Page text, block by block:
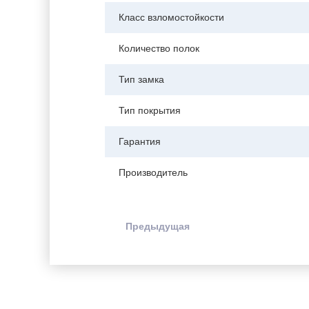
Класс взломостойкости
Количество полок
Тип замка
Тип покрытия
Гарантия
Производитель
Предыдущая